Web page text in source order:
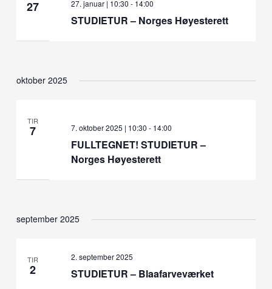
27
STUDIETUR – Norges Høyesterett
27. januar | 10:30 - 14:00
oktober 2025
TIR
7
FULLTEGNET! STUDIETUR –
Norges Høyesterett
7. oktober 2025 | 10:30 - 14:00
september 2025
TIR
2 STUDIETUR – Blaafarveværket
2. september 2025